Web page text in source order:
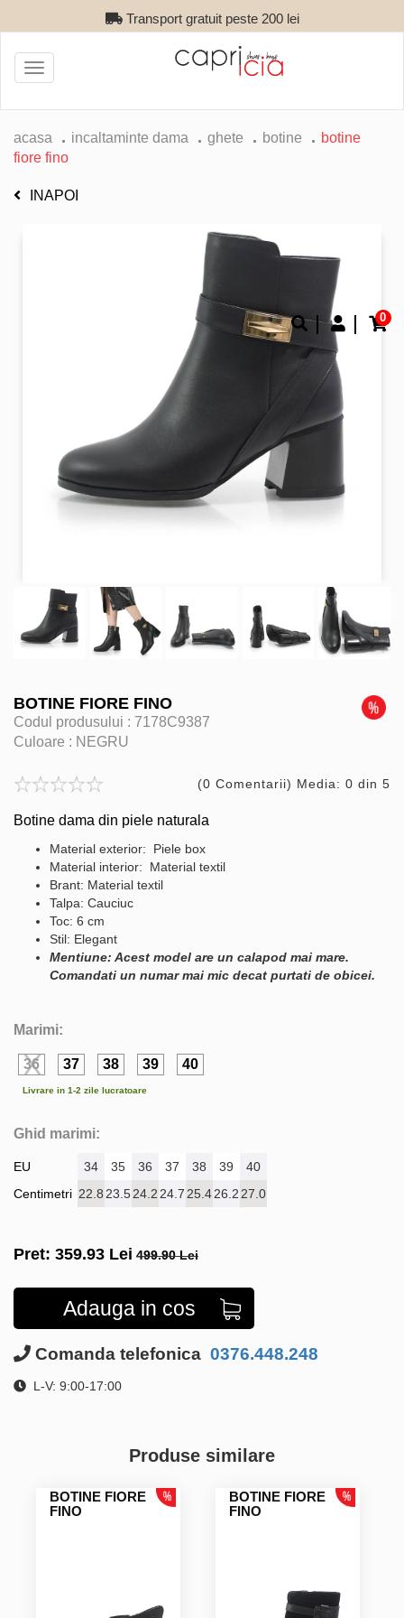
Transport gratuit peste 200 lei
0
Toggle
navigation
acasa incaltaminte dama ghete botine
botine
fiore fino
INAPOI
BOTINE FIORE FINO
Codul produsului : 7178C9387
Culoare : NEGRU
(0 Comentarii) Media: 0 din 5
Botine dama din piele naturala
Material exterior: Piele box
Material interior: Material textil
Brant: Material textil
Talpa: Cauciuc
Toc: 6 cm
Stil: Elegant
Mentiune: Acest model are un calapod mai mare.
Comandati un numar mai mic decat purtati de obicei.
Marimi:
36 37 38 39 40
Livrare in 1-2 zile lucratoare
Ghid marimi:
EU
Centimetri
34 35 36 37 38 39
40
22.8 23.524.2 24.7 25.426.2 27.0
Pret: 359.93 Lei 499.90 Lei
Adauga in cos
Comanda telefonica 0376.448.248
L-V: 9:00-17:00
Produse similare
BOTINE FIORE
FINO
BOTINE FIORE
FINO